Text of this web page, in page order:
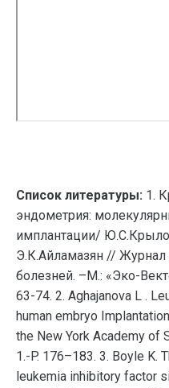
Список литературы: 1.
эндометрия:
имплантации/
Э.К.Айламазян //
болезней. –М.: «Эко-
63-74. 2. Aghajanova L .
human embryo
the New York Academy
1.-P. 176–183. 3. Boyle K.
leukemia inhibitory factor